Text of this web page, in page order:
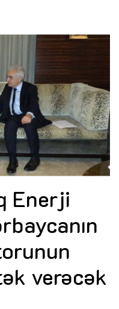
Enerji
verəcək